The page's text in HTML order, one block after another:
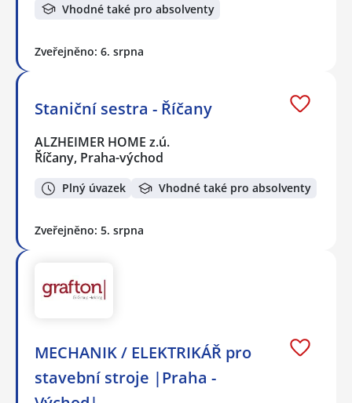
Vhodné také pro absolventy
Zveřejněno: 6. srpna
Staniční sestra - Říčany
ALZHEIMER HOME z.ú.
Říčany, Praha-východ
Plný úvazek Vhodné také pro absolventy
Zveřejněno: 5. srpna
MECHANIK / ELEKTRIKÁŘ pro
stavební stroje |Praha -